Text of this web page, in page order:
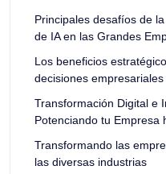
Principales desafíos de
de IA en las Grandes
Los beneficios
decisiones empresariales
Transformación Digital e
Potenciando tu Empresa
Transformando las
las diversas industrias